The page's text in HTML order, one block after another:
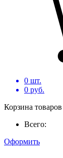
0 шт.
0 руб.
Корзина товаров
Всего:
Оформить